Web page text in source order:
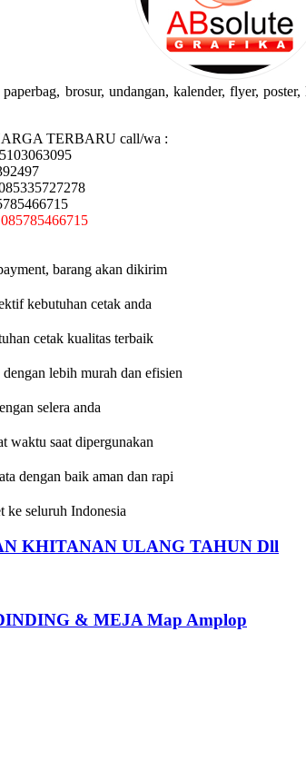
brosur, undangan, kalender, flyer,
TERBARU call/wa :
barang akan dikirim
kebutuhan cetak anda
cetak kualitas terbaik
lebih murah dan efisien
selera anda
waktu saat dipergunakan
dengan baik aman dan rapi
ke seluruh Indonesia
KHITANAN ULANG TAHUN Dll
& MEJA Map Amplop